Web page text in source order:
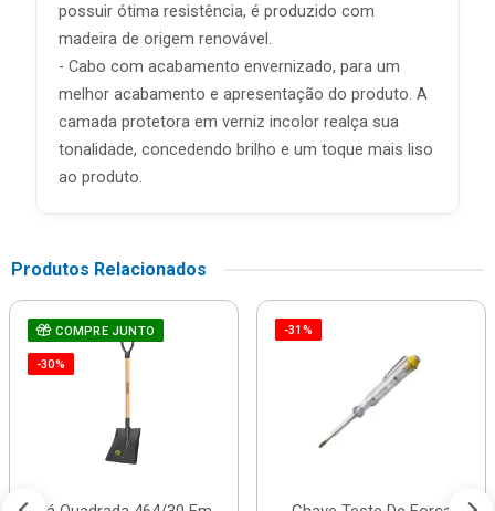
possuir ótima resistência, é produzido com
madeira de origem renovável.
- Cabo com acabamento envernizado, para um
melhor acabamento e apresentação do produto. A
camada protetora em verniz incolor realça sua
tonalidade, concedendo brilho e um toque mais liso
ao produto.
Produtos Relacionados
COMPRE JUNTO
-30%
-31%